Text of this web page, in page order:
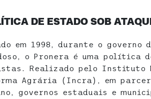
DE ESTADO SOB
em 1998, durante o governo
o Pronera é uma política
Realizado pelo Instituto
Agrária (Incra), em
governos estaduais e